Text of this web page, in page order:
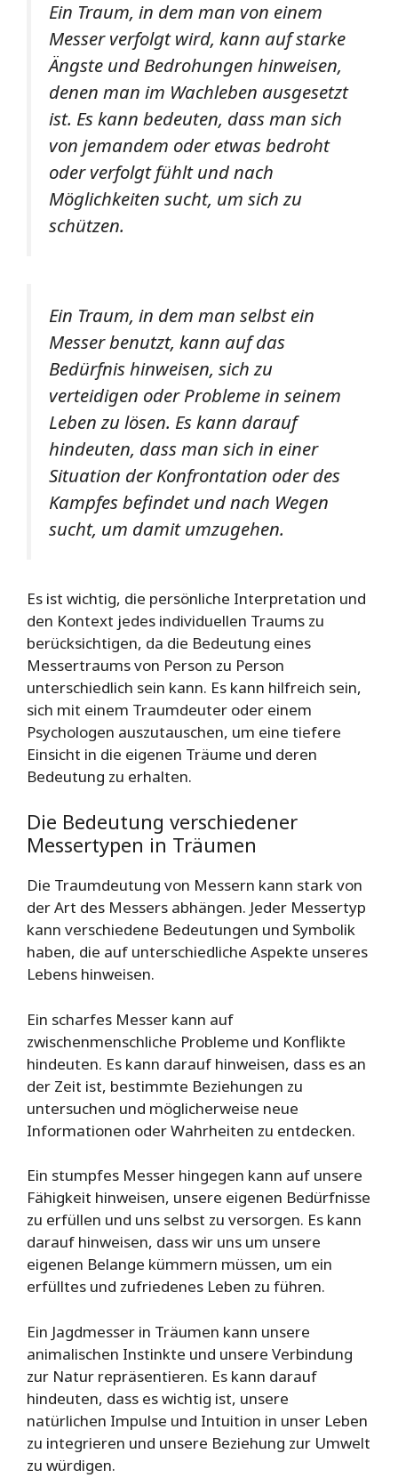
Ein Traum, in dem man von einem
Messer verfolgt wird, kann auf starke
Ängste und Bedrohungen hinweisen,
denen man im Wachleben ausgesetzt
ist. Es kann bedeuten, dass man sich
von jemandem oder etwas bedroht
oder verfolgt fühlt und nach
Möglichkeiten sucht, um sich zu
schützen.
Ein Traum, in dem man selbst ein
Messer benutzt, kann auf das
Bedürfnis hinweisen, sich zu
verteidigen oder Probleme in seinem
Leben zu lösen. Es kann darauf
hindeuten, dass man sich in einer
Situation der Konfrontation oder des
Kampfes befindet und nach Wegen
sucht, um damit umzugehen.
Es ist wichtig, die persönliche Interpretation und
den Kontext jedes individuellen Traums zu
berücksichtigen, da die Bedeutung eines
Messertraums von Person zu Person
unterschiedlich sein kann. Es kann hilfreich sein,
sich mit einem Traumdeuter oder einem
Psychologen auszutauschen, um eine tiefere
Einsicht in die eigenen Träume und deren
Bedeutung zu erhalten.
Die Bedeutung verschiedener
Messertypen in Träumen
Die Traumdeutung von Messern kann stark von
der Art des Messers abhängen. Jeder Messertyp
kann verschiedene Bedeutungen und Symbolik
haben, die auf unterschiedliche Aspekte unseres
Lebens hinweisen.
Ein scharfes Messer kann auf
zwischenmenschliche Probleme und Konflikte
hindeuten. Es kann darauf hinweisen, dass es an
der Zeit ist, bestimmte Beziehungen zu
untersuchen und möglicherweise neue
Informationen oder Wahrheiten zu entdecken.
Ein stumpfes Messer hingegen kann auf unsere
Fähigkeit hinweisen, unsere eigenen Bedürfnisse
zu erfüllen und uns selbst zu versorgen. Es kann
darauf hinweisen, dass wir uns um unsere
eigenen Belange kümmern müssen, um ein
erfülltes und zufriedenes Leben zu führen.
Ein Jagdmesser in Träumen kann unsere
animalischen Instinkte und unsere Verbindung
zur Natur repräsentieren. Es kann darauf
hindeuten, dass es wichtig ist, unsere
natürlichen Impulse und Intuition in unser Leben
zu integrieren und unsere Beziehung zur Umwelt
zu würdigen.